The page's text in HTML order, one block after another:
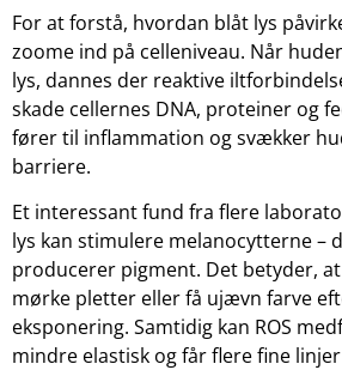
For at forstå, hvordan blåt lys
zoome ind på celleniveau. Når
lys, dannes der reaktive
skade cellernes DNA, proteiner og
fører til inflammation og svækker
barriere.
Et interessant fund fra flere
lys kan stimulere melanocytterne –
producerer pigment. Det betyder,
mørke pletter eller få ujævn farve
eksponering. Samtidig kan ROS
mindre elastisk og får flere fine